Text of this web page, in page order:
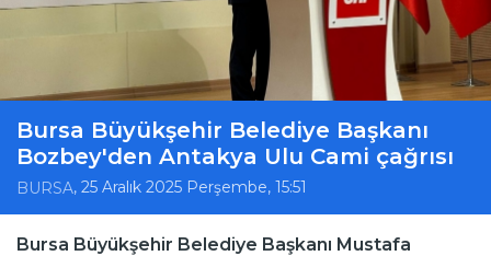
Bursa Büyükşehir Belediye Başkanı
Bozbey'den Antakya Ulu Cami çağrısı
BURSA, 25 Aralık 2025 Perşembe, 15:51
Bursa Büyükşehir Belediye Başkanı Mustafa